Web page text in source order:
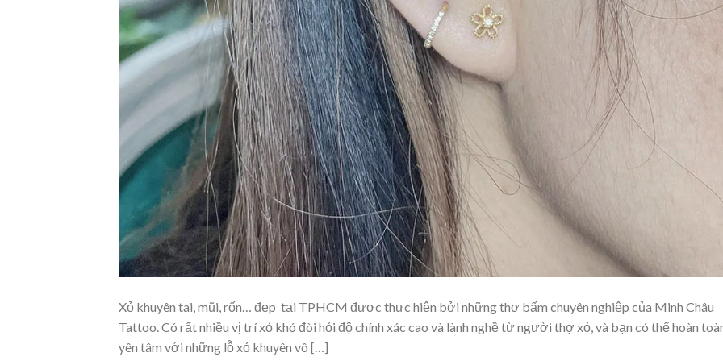
Xỏ khuyên tai, mũi, rốn… đẹp tại TPHCM được thực hiện bởi những thợ bấm chuyên nghiệp của Minh Châu
Tattoo. Có rất nhiều vị trí xỏ khó đòi hỏi độ chính xác cao và lành nghề từ người thợ xỏ, và bạn có thể hoàn
yên tâm với những lỗ xỏ khuyên vô […]